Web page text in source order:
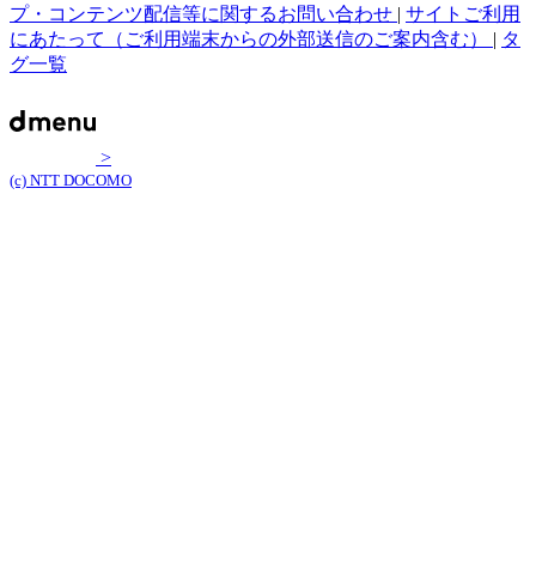
プ・コンテンツ配信等に関するお問い合わせ | サイトご利用
にあたって（ご利用端末からの外部送信のご案内含む） | タ
グ一覧
>
(c) NTT DOCOMO